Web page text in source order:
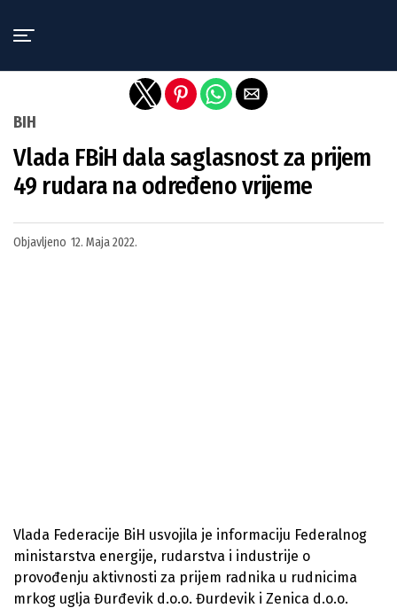
BIH
Vlada FBiH dala saglasnost za prijem
49 rudara na određeno vrijeme
Objavljeno 12. Maja 2022.
Vlada Federacije BiH usvojila je informaciju Federalnog
ministarstva energije, rudarstva i industrije o
provođenju aktivnosti za prijem radnika u rudnicima
mrkog uglja Đurđevik d.o.o. Đurdevik i Zenica d.o.o.